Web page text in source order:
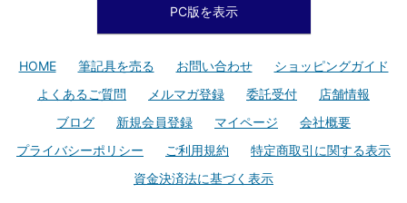
PC版を表示
HOME 筆記具を売る お問い合わせ
ショッピングガイド
よくあるご質問
メルマガ登録 委託受付
店舗情報
ブログ
新規会員登録 マイページ
会社概要
プライバシーポリシー
ご利用規約
特定商取引に関する表示
資金決済法に基づく表示